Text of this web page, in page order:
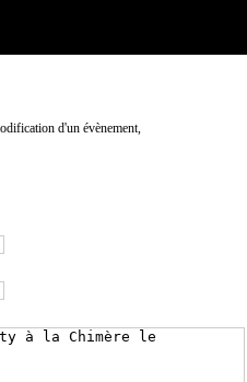
d'un évènement,